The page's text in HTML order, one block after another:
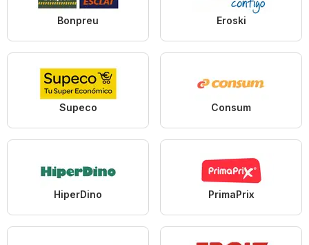
Bonpreu Eroski
Supeco Consum
HiperDino PrimaPrix